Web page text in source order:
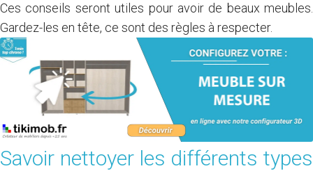
Ces conseils seront utiles pour avoir de beaux meubles.
Gardez-les en tête, ce sont des règles à respecter.
Savoir nettoyer les différents types